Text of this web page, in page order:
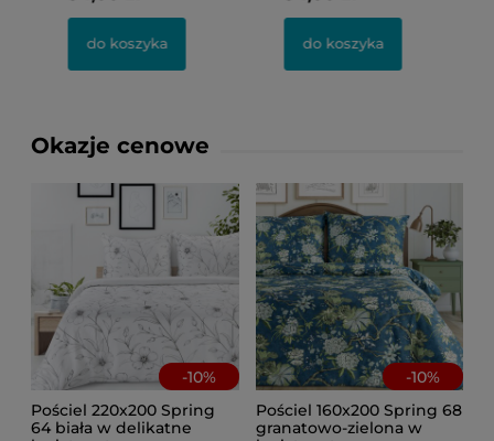
do koszyka do koszyka
Okazje cenowe
-10%
Pościel 220x200 Spring
64 biała w delikatne
-10%
Pościel 160x200 Spring 68
granatowo-zielona w